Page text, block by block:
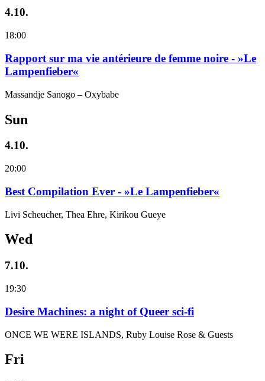
4.10.
18:00
Rapport sur ma vie antérieure de femme noire - »Le
Lampenfieber«
Massandje Sanogo – Oxybabe
Sun
4.10.
20:00
Best Compilation Ever - »Le Lampenfieber«
Livi Scheucher, Thea Ehre, Kirikou Gueye
Wed
7.10.
19:30
Desire Machines: a night of Queer sci-fi
ONCE WE WERE ISLANDS, Ruby Louise Rose & Guests
Fri